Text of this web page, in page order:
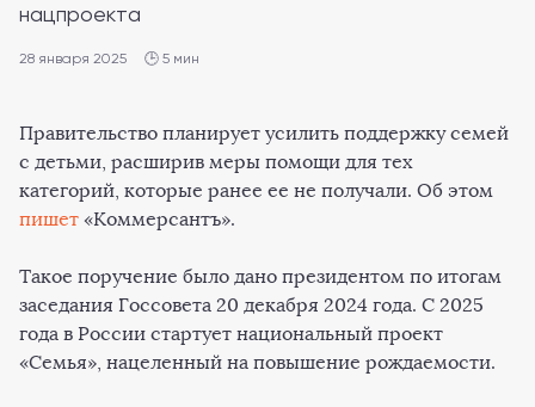
нацпроекта
28 января 2025 🕒 5 мин
Правительство планирует усилить поддержку семей
с детьми, расширив меры помощи для тех
категорий, которые ранее ее не получали. Об этом
пишет «Коммерсантъ».
Такое поручение было дано президентом по итогам
заседания Госсовета 20 декабря 2024 года. С 2025
года в России стартует национальный проект
«Семья», нацеленный на повышение рождаемости.